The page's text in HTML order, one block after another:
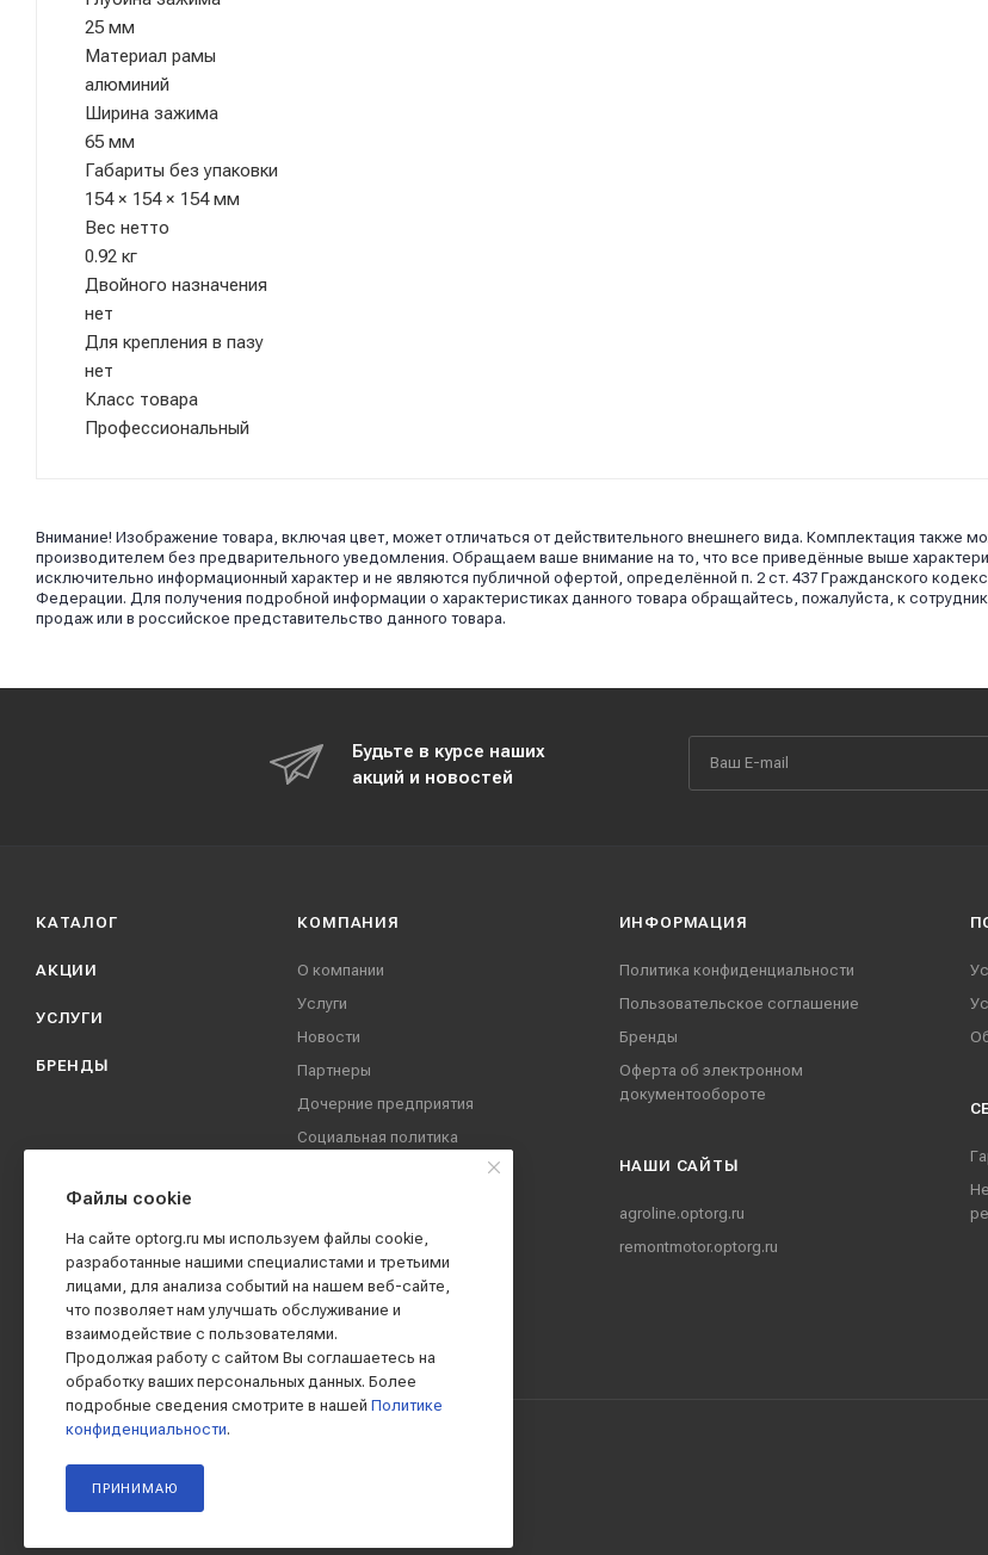
25 мм
Материал рамы
алюминий
Ширина зажима
65 мм
Габариты без упаковки
154 × 154 × 154 мм
Вес нетто
0.92 кг
Двойного назначения
нет
Для крепления в пазу
нет
Класс товара
Профессиональный
Внимание! Изображение товара, включая цвет, может отличаться от действительного внешнего вида. Комплектация также
производителем без предварительного уведомления. Обращаем ваше внимание на то, что все приведённые выше
исключительно информационный характер и не являются публичной офертой, определённой п. 2 ст. 437 Гражданского
Федерации. Для получения подробной информации о характеристиках данного товара обращайтесь, пожалуйста, к
продаж или в российское представительство данного товара.
Будьте в курсе наших
акций и новостей
КАТАЛОГ
АКЦИИ
УСЛУГИ
БРЕНДЫ
КОМПАНИЯ
О компании
Услуги
Новости
Партнеры
Дочерние предприятия
Социальная политика
Вакансии
Реквизиты
Контакты
ИНФОРМАЦИЯ
Политика конфиденциальности
Пользовательское соглашение
Бренды
Оферта об электронном
документообороте
НАШИ CАЙТЫ
agroline.optorg.ru
remontmotor.optorg.ru
Файлы cookie
На сайте optorg.ru мы используем файлы cookie,
разработанные нашими специалистами и третьими
лицами, для анализа событий на нашем веб-сайте,
что позволяет нам улучшать обслуживание и
взаимодействие с пользователями.
Продолжая работу с сайтом Вы соглашаетесь на
обработку ваших персональных данных. Более
подробные сведения смотрите в нашей Политике
конфиденциальности.
ПРИНИМАЮ